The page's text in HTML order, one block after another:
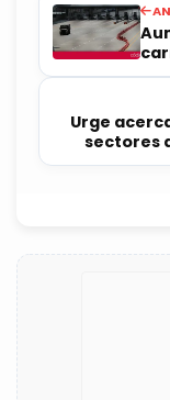
Urge
sectores